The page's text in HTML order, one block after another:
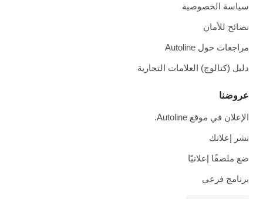
سياسة الخصوصية
نصائح للأمان
مراجعات حول Autoline
دليل (كتالوج) العلامات التجارية
عروضنا
الإعلان في موقع Autoline.
نشر إعلانك
ضع ملصقًا إعلانيًا
برنامج فرعي